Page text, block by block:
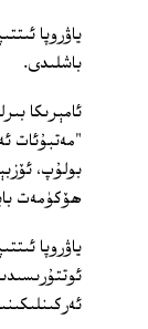
ياۋروپا
باشلىدى.
ئامېرىكا
ھۆكۈمەت باياناتچىسى 3 يىلدىن
ياۋروپا